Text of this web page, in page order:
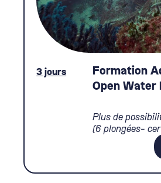
3 jours
Formation
Open Water
Plus de
(6 plongées-